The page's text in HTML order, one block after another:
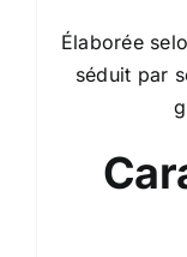
Élaborée
séduit par